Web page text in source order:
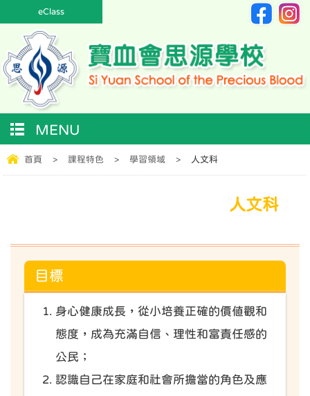
eClass
MENU
首頁 > 課程特色 > 學習領域 > 人文科
人文科
目標
身心健康成長，從小培養正確的價值觀和
態度，成為充滿自信、理性和富責任感的
公民；
認識自己在家庭和社會所擔當的角色及應